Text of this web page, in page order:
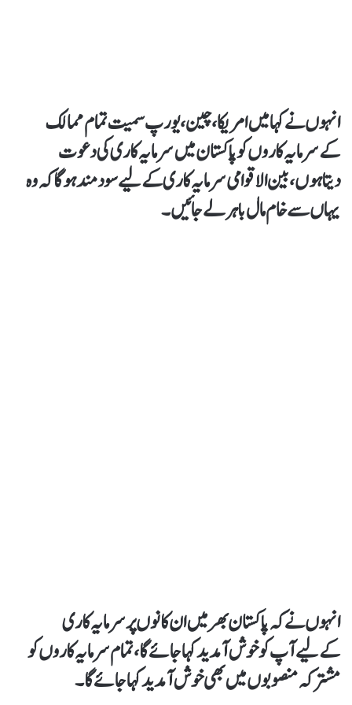
انہوں نےکہا میں امریکا، چین، یورپ سمیت تمام ممالک
کےسرمایہ کاروں کوپاکستان میں سرمایہ کاری کی دعوت
دیتاہوں، بین الاقوامی سرمایہ کاری کے لیے سود مند ہوگا کہ وہ
یہاں سے خام مال باہر لے جائیں۔
انہوں نےکہ پاکستان بھر میں ان کانوں پر سرمایہ کاری
کےلیےآپ کو خوش آمدید کہا جائےگا، تمام سرمایہ کاروں کو
مشترکہ منصوبوں میں بھی خوش آمدید کہا جائے گا۔